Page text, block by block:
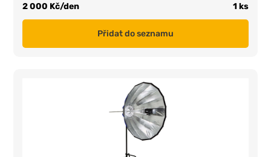
2 000 Kč/den 1 ks
Přidat do seznamu